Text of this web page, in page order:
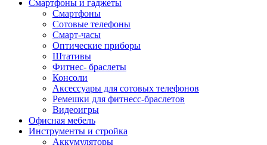
Смартфоны и гаджеты
Смартфоны
Сотовые телефоны
Смарт-часы
Оптические приборы
Штативы
Фитнес- браслеты
Консоли
Аксессуары для сотовых телефонов
Ремешки для фитнесс-браслетов
Видеоигры
Офисная мебель
Инструменты и стройка
Аккумуляторы